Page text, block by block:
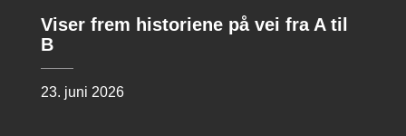
Viser frem historiene på vei fra A til
B
23. juni 2026